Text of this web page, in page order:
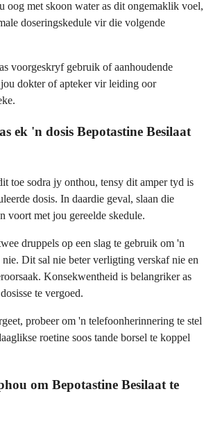
oog met skoon water as dit ongemaklik voel,
doseringskedule vir die volgende
voorgeskryf gebruik of aanhoudende
dokter of apteker vir leiding oor
ek 'n dosis Bepotastine Besilaat
toe sodra jy onthou, tensy dit amper tyd is
dosis. In daardie geval, slaan die
voort met jou gereelde skedule.
druppels op een slag te gebruik om 'n
nie. Dit sal nie beter verligting verskaf nie en
Konsekwentheid is belangriker as
te vergoed.
probeer om 'n telefoonherinnering te stel
roetine soos tande borsel te koppel
om Bepotastine Besilaat te